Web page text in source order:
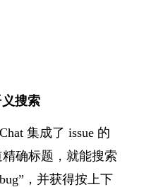
搜索
集成了 issue 的
确标题，就能搜索
，并获得按上下